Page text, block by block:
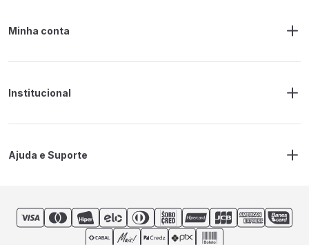
Minha conta
Endereço de Entrega
Institucional
Politica de Privacidade
Ajuda e Suporte